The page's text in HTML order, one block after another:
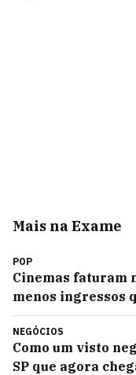
Mais na Exame
POP
Cinemas faturam
menos ingressos
NEGÓCIOS
Como um visto
SP que agora